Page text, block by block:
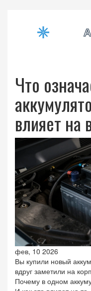
Что
влияет
фев, 10 2026
Вы купили новый
вдруг заметили на
Почему в одном